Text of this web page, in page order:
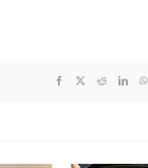
Facebook Reddit